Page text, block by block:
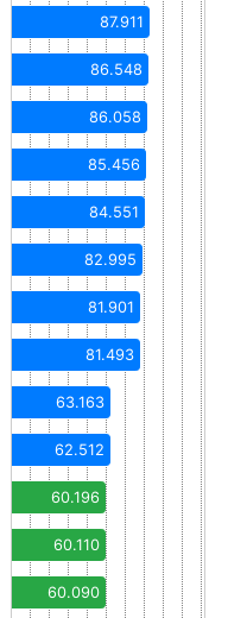
87.911
86.548
86.058
85.456
84.551
82.995
81.901
81.493
63.163
62.512
60.196
60.110
60.090